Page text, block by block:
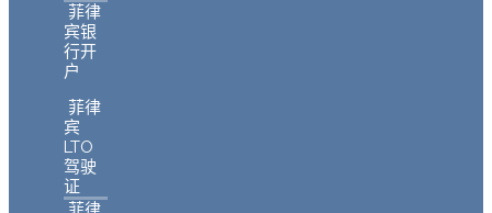
菲律
宾银
行开
户
菲律
宾
LTO
驾驶
证